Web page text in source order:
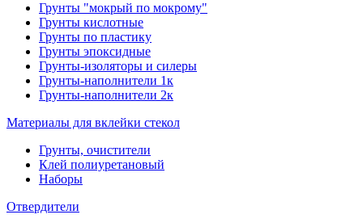
Грунты "мокрый по мокрому"
Грунты кислотные
Грунты по пластику
Грунты эпоксидные
Грунты-изоляторы и силеры
Грунты-наполнители 1к
Грунты-наполнители 2к
Материалы для вклейки стекол
Грунты, очистители
Клей полиуретановый
Наборы
Отвердители